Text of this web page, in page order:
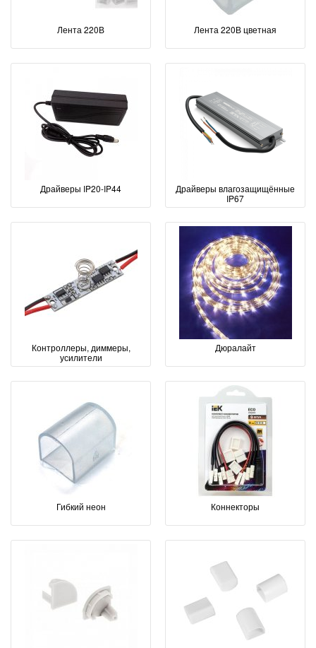
Лента 220В Лента 220В цветная
Драйверы IP20-IP44
Драйверы влагозащищённые
IP67
Контроллеры, диммеры,
усилители
Дюралайт
Гибкий неон Коннекторы